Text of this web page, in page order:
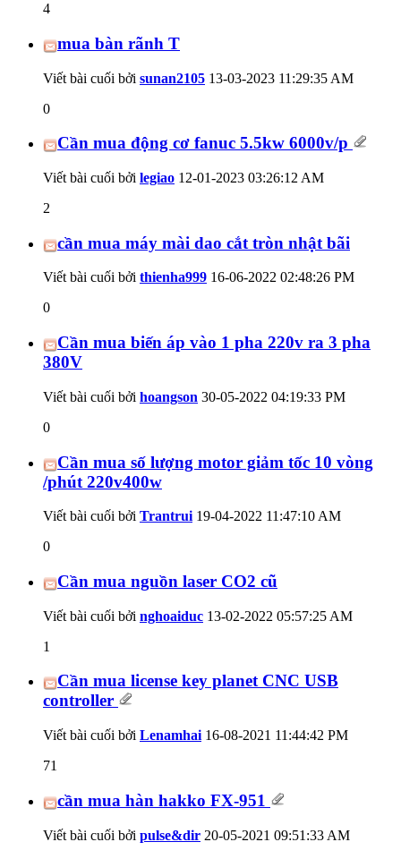
4
mua bàn rãnh T
Viết bài cuối bởi sunan2105 13-03-2023 11:29:35 AM
0
Cần mua động cơ fanuc 5.5kw 6000v/p
Viết bài cuối bởi legiao 12-01-2023 03:26:12 AM
2
cần mua máy mài dao cắt tròn nhật bãi
Viết bài cuối bởi thienha999 16-06-2022 02:48:26 PM
0
Cần mua biến áp vào 1 pha 220v ra 3 pha
380V
Viết bài cuối bởi hoangson 30-05-2022 04:19:33 PM
0
Cần mua số lượng motor giảm tốc 10 vòng
/phút 220v400w
Viết bài cuối bởi Trantrui 19-04-2022 11:47:10 AM
0
Cần mua nguồn laser CO2 cũ
Viết bài cuối bởi nghoaiduc 13-02-2022 05:57:25 AM
1
Cần mua license key planet CNC USB
controller
Viết bài cuối bởi Lenamhai 16-08-2021 11:44:42 PM
71
cần mua hàn hakko FX-951
Viết bài cuối bởi pulse&dir 20-05-2021 09:51:33 AM